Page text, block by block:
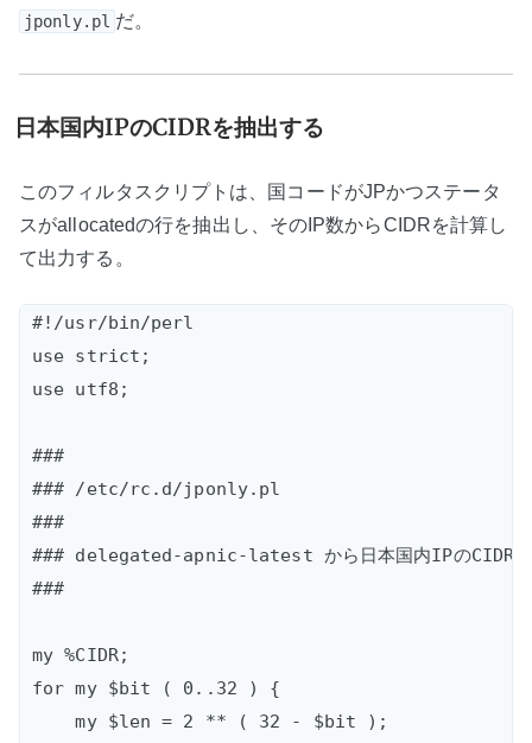
jponly.pl だ。
日本国内IPのCIDRを抽出する
このフィルタスクリプトは、国コードがJPかつステータ
スがallocatedの行を抽出し、そのIP数からCIDRを計算し
て出力する。
#!/usr/bin/perl
use strict;
use utf8;
###
### /etc/rc.d/jponly.pl
###
### delegated-apnic-latest から日本国内IPのCIDRを
###
my %CIDR;
for my $bit ( 0..32 ) {
    my $len = 2 ** ( 32 - $bit );